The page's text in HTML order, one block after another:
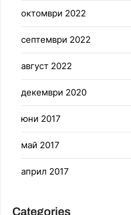
октомври 2022
септември 2022
август 2022
декември 2020
юни 2017
май 2017
април 2017
Categories